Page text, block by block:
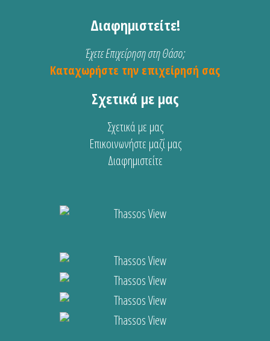
Διαφημιστείτε!
Έχετε Επιχείρηση στη Θάσο;
Καταχωρήστε την επιχείρησή σας
Σχετικά με μας
Σχετικά με μας
Επικοινωνήστε μαζί μας
Διαφημιστείτε